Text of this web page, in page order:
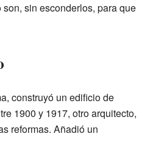
sin esconderlos, para que
construyó un edificio de
1900 y 1917, otro arquitecto,
reformas. Añadió un